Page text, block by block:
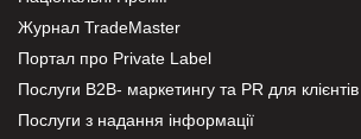
Журнал TradeMaster
Портал про Private Label
Послуги В2В- маркетингу та PR для клієнтів
Послуги з надання інформації